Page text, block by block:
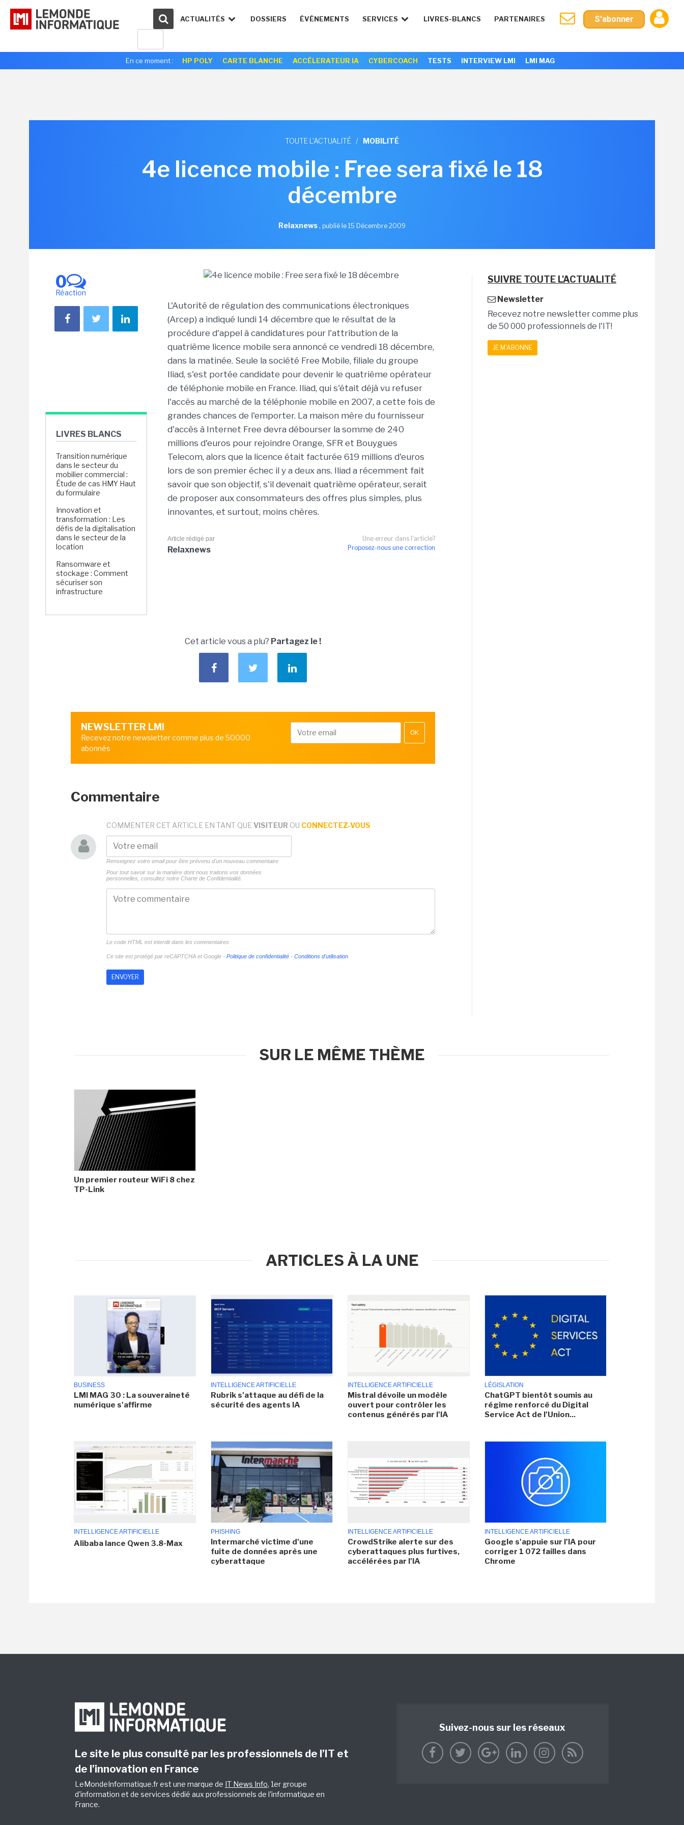
ACTUALITÉS DOSSIERS ÉVÉNEMENTS SERVICES LIVRES-BLANCS PARTENAIRES S'abonner
En ce moment : HP POLY CARTE BLANCHE ACCÉLERATEUR IA CYBERCOACH TESTS INTERVIEW LMI LMI MAG
TOUTE L'ACTUALITÉ / MOBILITÉ
4e licence mobile : Free sera fixé le 18
décembre
Relaxnews, publié le 15 Décembre 2009
0
Réaction
LIVRES BLANCS
Transition numérique
dans le secteur du
mobilier commercial :
Étude de cas HMY Haut
du formulaire
Innovation et
transformation : Les
défis de la digitalisation
dans le secteur de la
location
Ransomware et
stockage : Comment
sécuriser son
infrastructure
L'Autorité de régulation des communications électroniques
(Arcep) a indiqué lundi 14 décembre que le résultat de la
procédure d'appel à candidatures pour l'attribution de la
quatrième licence mobile sera annoncé ce vendredi 18 décembre,
dans la matinée. Seule la société Free Mobile, filiale du groupe
Iliad, s'est portée candidate pour devenir le quatrième opérateur
de téléphonie mobile en France. Iliad, qui s'était déjà vu refuser
l'accès au marché de la téléphonie mobile en 2007, a cette fois de
grandes chances de l'emporter. La maison mère du fournisseur
d'accès à Internet Free devra débourser la somme de 240
millions d'euros pour rejoindre Orange, SFR et Bouygues
Telecom, alors que la licence était facturée 619 millions d'euros
lors de son premier échec il y a deux ans. Iliad a récemment fait
savoir que son objectif, s'il devenait quatrième opérateur, serait
de proposer aux consommateurs des offres plus simples, plus
innovantes, et surtout, moins chères.
Une erreur dans l'article?
Proposez-nous une correction
Article rédigé par
Relaxnews
Cet article vous a plu? Partagez le !
NEWSLETTER LMI
Recevez notre newsletter comme plus de 50000
abonnés
OK
Commentaire
COMMENTER CET ARTICLE EN TANT QUE VISITEUR OU CONNECTEZ-VOUS
Renseignez votre email pour être prévenu d'un nouveau commentaire
Pour tout savoir sur la manière dont nous traitons vos données
personnelles, consultez notre Charte de Confidentialité.
Le code HTML est interdit dans les commentaires
Ce site est protégé par reCAPTCHA et Google - Politique de confidentialité - Conditions d'utilisation
SUIVRE TOUTE L'ACTUALITÉ
Newsletter
Recevez notre newsletter comme plus
de 50 000 professionnels de l'IT!
JE M'ABONNE
SUR LE MÊME THÈME
Un premier routeur WiFi 8 chez
TP-Link
ARTICLES À LA UNE
BUSINESS
LMI MAG 30 : La souveraineté
numérique s'affirme
INTELLIGENCE ARTIFICIELLE
Rubrik s'attaque au défi de la
sécurité des agents IA
INTELLIGENCE ARTIFICIELLE
Mistral dévoile un modèle
ouvert pour contrôler les
contenus générés par l'IA
LÉGISLATION
ChatGPT bientôt soumis au
régime renforcé du Digital
Service Act de l'Union...
INTELLIGENCE ARTIFICIELLE
Alibaba lance Qwen 3.8-Max
PHISHING
Intermarché victime d'une
fuite de données après une
cyberattaque
INTELLIGENCE ARTIFICIELLE
CrowdStrike alerte sur des
cyberattaques plus furtives,
accélérées par l'IA
INTELLIGENCE ARTIFICIELLE
Google s'appuie sur l'IA pour
corriger 1 072 failles dans
Chrome
Le site le plus consulté par les professionnels de l’IT et
de l’innovation en France
LeMondeInformatique.fr est une marque de IT News Info, 1er groupe
d'information et de services dédié aux professionnels de l'informatique en
France.
Suivez-nous sur les réseaux